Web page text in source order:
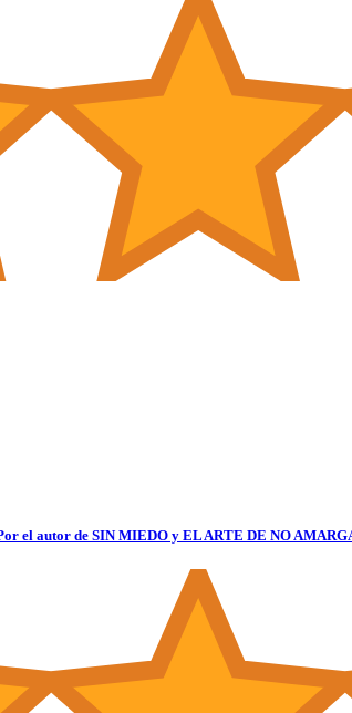
el autor de SIN MIEDO y EL ARTE DE NO